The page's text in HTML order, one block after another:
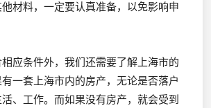
材料，一定要认真准备，以免影响申
应条件外，我们还需要了解上海市的
一套上海市内的房产，无论是否落户
、工作。而如果没有房产，就会受到